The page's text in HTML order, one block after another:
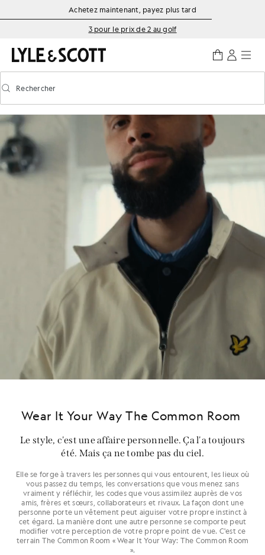
Aller directement au contenu principal
Informations sur l'accessibilité
Achetez maintenant, payez plus tard
3 pour le prix de 2 au golf
Activer/désactiver la recherche prédictive
Rechercher
Wear It Your Way The Common Room
Le style, c'est une affaire personnelle. Ça l'a toujours
été. Mais ça ne tombe pas du ciel.
Elle se forge à travers les personnes qui vous entourent, les lieux où
vous passez du temps, les conversations que vous menez sans
vraiment y réfléchir, les codes que vous assimilez auprès de vos
amis, frères et sœurs, collaborateurs et rivaux. La façon dont une
personne porte un vêtement peut aiguiser votre propre instinct à
cet égard. La manière dont une autre personne se comporte peut
modifier votre perception de votre propre point de vue. C'est ce
terrain The Common Room « Wear It Your Way: The Common Room
».